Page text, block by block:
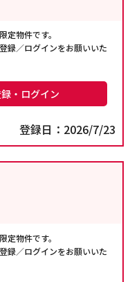
定物件です。
録／ログインをお願いいた
・ログイン
登録日：2026/7/23
定物件です。
録／ログインをお願いいた